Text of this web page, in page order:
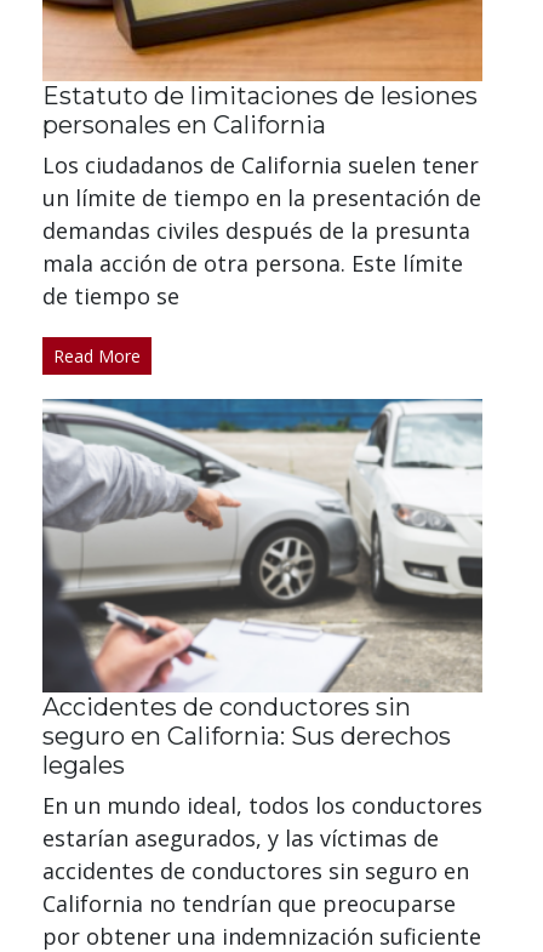
Estatuto de limitaciones de lesiones
personales en California
Los ciudadanos de California suelen tener
un límite de tiempo en la presentación de
demandas civiles después de la presunta
mala acción de otra persona. Este límite
de tiempo se
Read More
Accidentes de conductores sin
seguro en California: Sus derechos
legales
En un mundo ideal, todos los conductores
estarían asegurados, y las víctimas de
accidentes de conductores sin seguro en
California no tendrían que preocuparse
por obtener una indemnización suficiente